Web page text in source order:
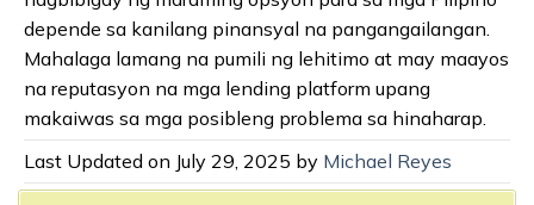
depende sa kanilang pinansyal na pangangailangan.
Mahalaga lamang na pumili ng lehitimo at may maayos
na reputasyon na mga lending platform upang
makaiwas sa mga posibleng problema sa hinaharap.
Last Updated on July 29, 2025 by Michael Reyes